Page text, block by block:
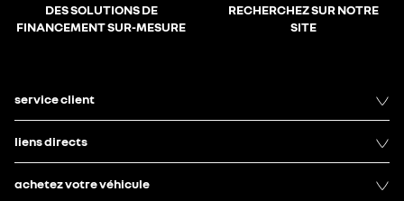
DES SOLUTIONS DE
FINANCEMENT SUR-MESURE
RECHERCHEZ SUR NOTRE
SITE
service client
liens directs
achetez votre véhicule